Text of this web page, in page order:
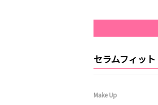
セラムフィッ
Make Up